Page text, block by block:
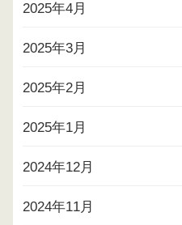
2025年4月
2025年3月
2025年2月
2025年1月
2024年12月
2024年11月